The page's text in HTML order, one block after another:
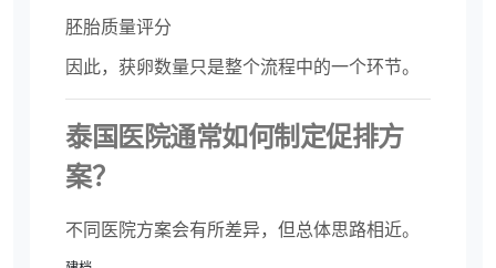
胚胎质量评分
因此，获卵数量只是整个流程中的一个环节。
泰国医院通常如何制定促排方
案？
不同医院方案会有所差异，但总体思路相近。